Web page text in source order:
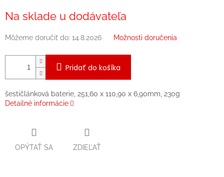
cena:
Na sklade u dodávateľa
Môžeme doručiť do: 14.8.2026 Možnosti doručenia
Pridať do košíka
šestičlánková baterie, 251,60 x 110,90 x 6,90mm, 230g
Detailné informácie
OPÝTAŤ SA ZDIEĽAŤ